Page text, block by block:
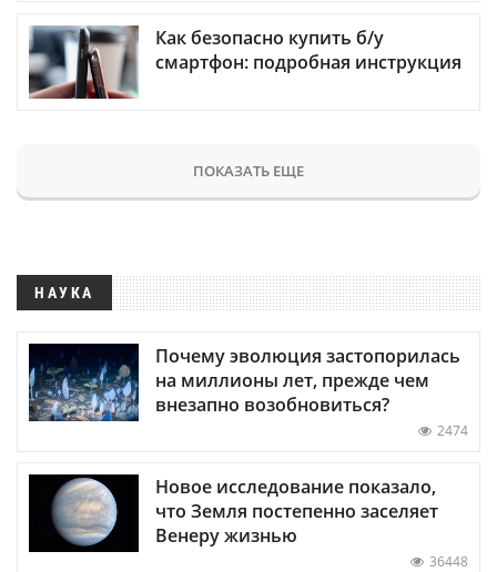
Как безопасно купить б/у
смартфон: подробная инструкция
ПОКАЗАТЬ ЕЩЕ
НАУКА
Почему эволюция застопорилась
на миллионы лет, прежде чем
внезапно возобновиться?
2474
Новое исследование показало,
что Земля постепенно заселяет
Венеру жизнью
36448